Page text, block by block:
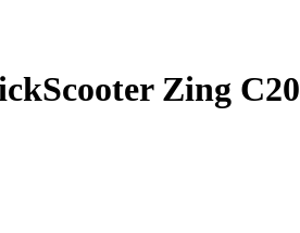
Zing C20